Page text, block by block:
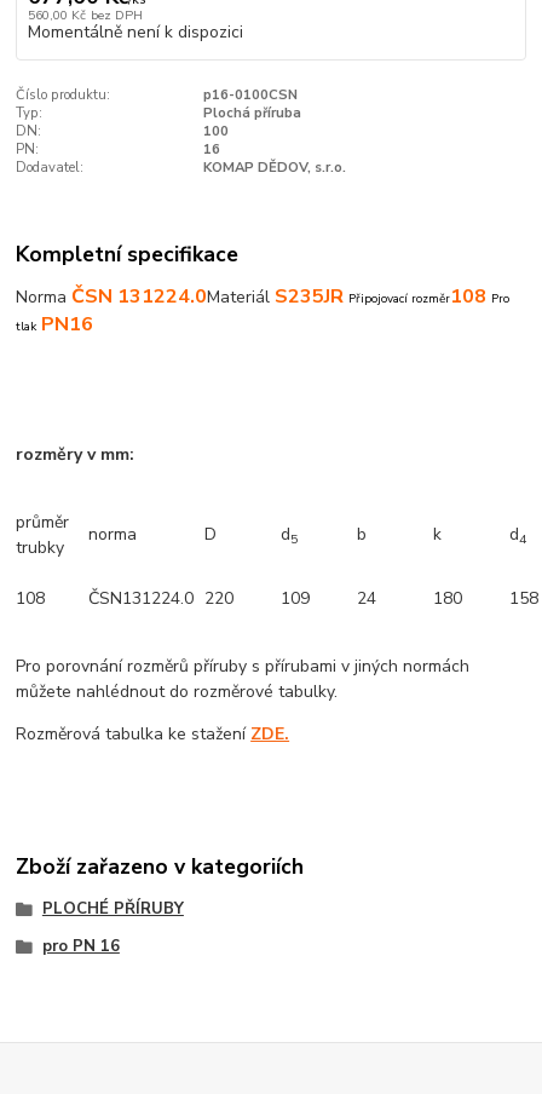
560,00 Kč bez DPH
Momentálně není k dispozici
Číslo produktu:
p16-0100CSN
Typ:
Plochá příruba
DN:
100
PN:
16
Dodavatel:
KOMAP DĚDOV, s.r.o.
Kompletní specifikace
NormaČSN 131224.0Materiál S235JR Připojovací rozměr108 Pro
tlak PN16
rozměry v mm:
průměr
trubky
norma D d5 b k d4
108 ČSN131224.0 220 109 24 180 158
Pro porovnání rozměrů příruby s přírubami v jiných normách
můžete nahlédnout do rozměrové tabulky.
Rozměrová tabulka ke stažení ZDE.
Zboží zařazeno v kategoriích
PLOCHÉ PŘÍRUBY
pro PN 16